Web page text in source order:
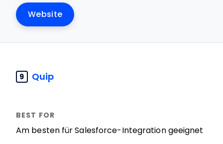
Website
9 Quip
Am besten für Salesforce-Integration geeignet